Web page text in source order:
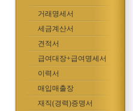
거래명세서
세금계산서
견적서
급여대장+급여명세서
이력서
매입매출장
재직(경력)증명서